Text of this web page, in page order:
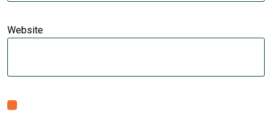
Website